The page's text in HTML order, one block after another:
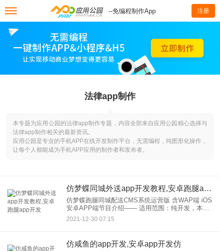
--免编程制作App 注册
法律app制作
本专题为应用公园的法律app制作专题，内容全部来自应用公园精心选择与
法律app制作相关的最新资讯。
应用公园是专业的手机APP在线开发制作平台，无需编程，纯图形化操作，
让每个人都能成为手机APP应用的制作者和发布者。
仿梦蝶同城外送app开发教程,安卓跑腿app开发
仿梦蝶跑腿同城配送CMS系统运营版 含WAP端 iOS
安卓APP端节目介绍—— 适用范围：纯开发，本
土，包括WAP端iOS/安卓应用端。 演示地址：(根据
截图，边肖亲自测试)不可用。
2021-12-30 07:15
仿咸鱼的app开发,安卓app开发仿